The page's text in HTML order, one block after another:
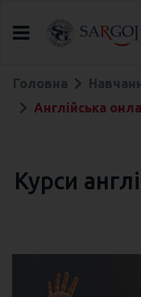
Головна
Англійська
Курси